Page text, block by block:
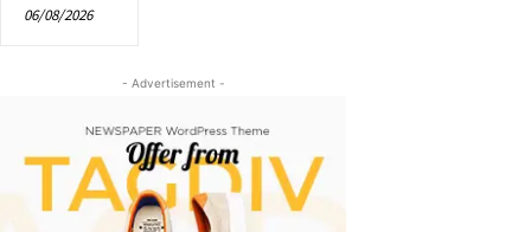
06/08/2026
- Advertisement -